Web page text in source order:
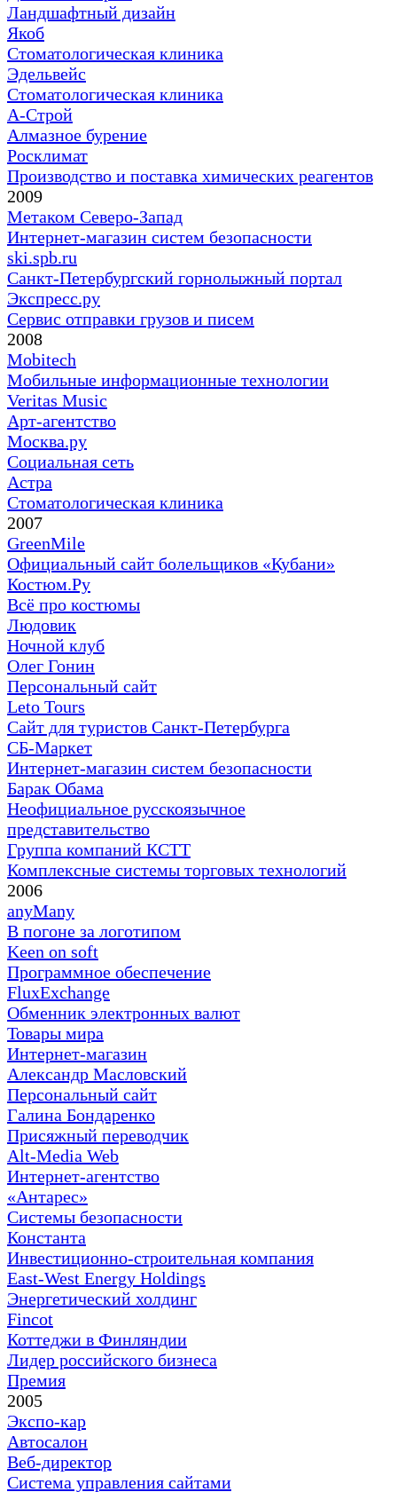
Ландшафтный дизайн
Якоб
Стоматологическая клиника
Эдельвейс
Стоматологическая клиника
А-Строй
Алмазное бурение
Росклимат
Производство и поставка химических реагентов
2009
Метаком Северо-Запад
Интернет-магазин систем безопасности
ski.spb.ru
Санкт-Петербургский горнолыжный портал
Экспресс.ру
Сервис отправки грузов и писем
2008
Mobitech
Мобильные информационные технологии
Veritas Music
Арт-агентство
Москва.ру
Социальная сеть
Астра
Стоматологическая клиника
2007
GreenMile
Официальный сайт болельщиков «Кубани»
Костюм.Ру
Всё про костюмы
Людовик
Ночной клуб
Олег Гонин
Персональный сайт
Leto Tours
Сайт для туристов Санкт-Петербурга
СБ-Маркет
Интернет-магазин систем безопасности
Барак Обама
Неофициальное русскоязычное
представительство
Группа компаний КСТТ
Комплексные системы торговых технологий
2006
anyMany
В погоне за логотипом
Keen on soft
Программное обеспечение
FluxExchange
Обменник электронных валют
Товары мира
Интернет-магазин
Александр Масловский
Персональный сайт
Галина Бондаренко
Присяжный переводчик
Alt-Media Web
Интернет-агентство
«Антарес»
Системы безопасности
Константа
Инвестиционно-строительная компания
East-West Energy Holdings
Энергетический холдинг
Fincot
Коттеджи в Финляндии
Лидер российского бизнеса
Премия
2005
Экспо-кар
Автосалон
Веб-директор
Система управления сайтами